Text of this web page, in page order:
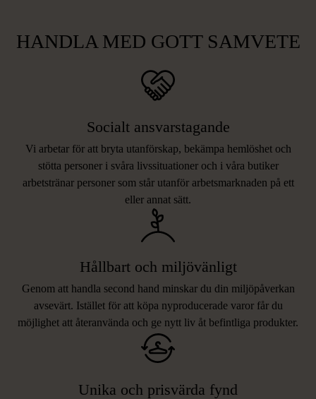
HANDLA MED GOTT SAMVETE
Socialt ansvarstagande
Vi arbetar för att bryta utanförskap, bekämpa hemlöshet och
stötta personer i svåra livssituationer och i våra butiker
arbetstränar personer som står utanför arbetsmarknaden på ett
eller annat sätt.
Hållbart och miljövänligt
Genom att handla second hand minskar du din miljöpåverkan
avsevärt. Istället för att köpa nyproducerade varor får du
möjlighet att återanvända och ge nytt liv åt befintliga produkter.
Unika och prisvärda fynd